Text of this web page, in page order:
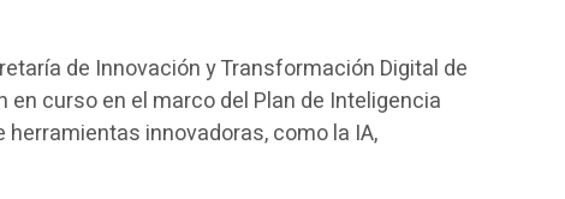
de Innovación y Transformación Digital de
en curso en el marco del Plan de Inteligencia
innovadoras, como la IA,